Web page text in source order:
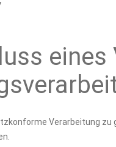
eines
Verarbeitung